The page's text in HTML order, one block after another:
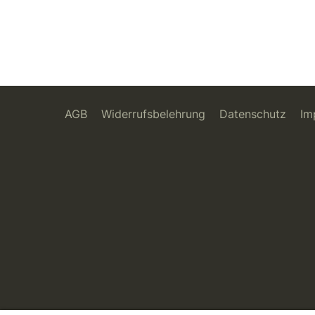
AGB Widerrufsbelehrung Datenschutz